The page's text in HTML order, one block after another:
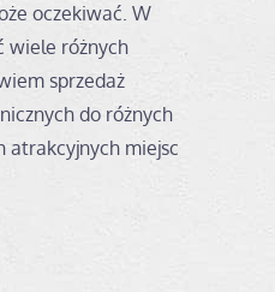
oczekiwać. W
wiele różnych
sprzedaż
do różnych
atrakcyjnych miejsc